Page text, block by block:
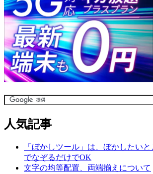
人気記事
「ぼかしツール」は、ぼかしたい
でなぞるだけでOK
文字の均等配置、両端揃えについて